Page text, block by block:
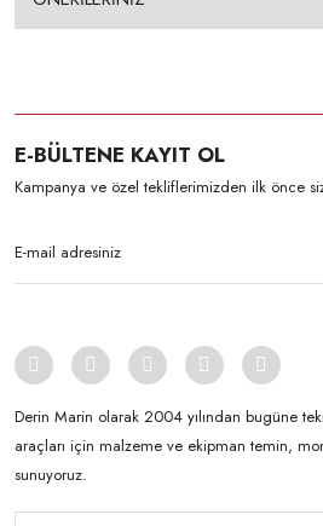
E-BÜLTENE KAYIT OL
Kampanya ve özel tekliflerimizden ilk önce
Derin Marin olarak 2004 yılından bugüne
araçları için malzeme ve ekipman temin,
sunuyoruz.